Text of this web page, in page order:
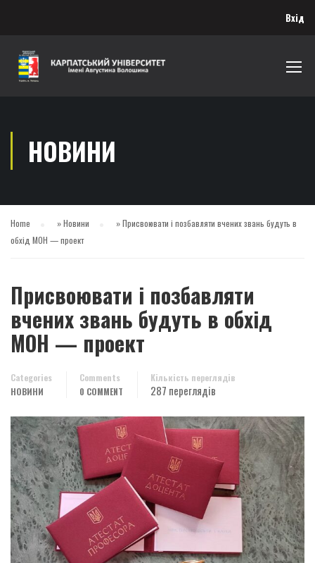
Вхід
НОВИНИ
Home »Новини »Присвоювати і позбавляти вчених звань будуть в
обхід МОН — проект
Присвоювати і позбавляти
вчених звань будуть в обхід
МОН — проект
Categories
НОВИНИ
Comments
0 COMMENT
Кількість переглядів
287 переглядів